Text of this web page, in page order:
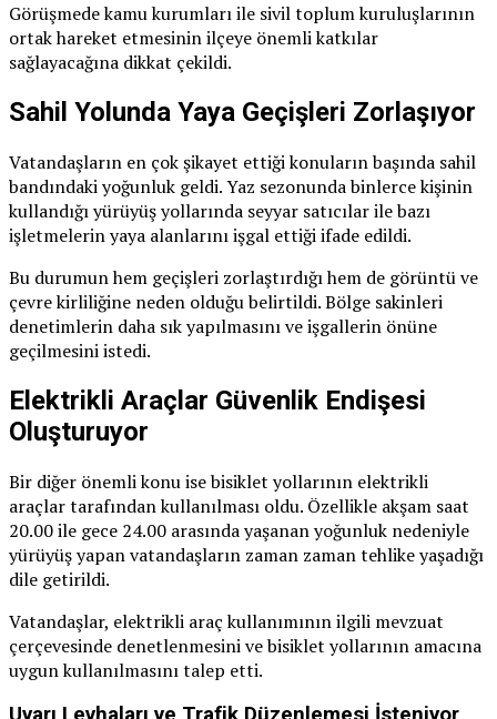
Görüşmede kamu kurumları ile sivil toplum kuruluşlarının
ortak hareket etmesinin ilçeye önemli katkılar
sağlayacağına dikkat çekildi.
Sahil Yolunda Yaya Geçişleri Zorlaşıyor
Vatandaşların en çok şikayet ettiği konuların başında sahil
bandındaki yoğunluk geldi. Yaz sezonunda binlerce kişinin
kullandığı yürüyüş yollarında seyyar satıcılar ile bazı
işletmelerin yaya alanlarını işgal ettiği ifade edildi.
Bu durumun hem geçişleri zorlaştırdığı hem de görüntü ve
çevre kirliliğine neden olduğu belirtildi. Bölge sakinleri
denetimlerin daha sık yapılmasını ve işgallerin önüne
geçilmesini istedi.
Elektrikli Araçlar Güvenlik Endişesi
Oluşturuyor
Bir diğer önemli konu ise bisiklet yollarının elektrikli
araçlar tarafından kullanılması oldu. Özellikle akşam saat
20.00 ile gece 24.00 arasında yaşanan yoğunluk nedeniyle
yürüyüş yapan vatandaşların zaman zaman tehlike yaşadığı
dile getirildi.
Vatandaşlar, elektrikli araç kullanımının ilgili mevzuat
çerçevesinde denetlenmesini ve bisiklet yollarının amacına
uygun kullanılmasını talep etti.